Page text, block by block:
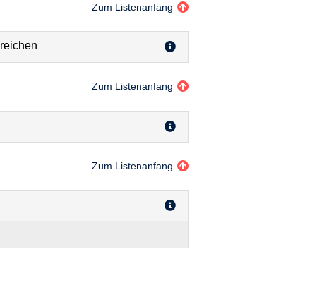
Zum Listenanfang
Zum Listenanfang
Zum Listenanfang